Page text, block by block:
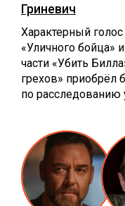
Гриневич
Характерный
«Уличного бойца»
части «Убить
грехов» приобрёл
по расследованию